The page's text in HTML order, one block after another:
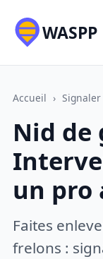
WASPP
Accueil ›
Nid de
un pro
Faites
frelons :